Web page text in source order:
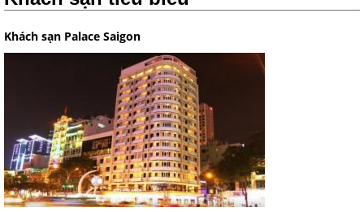
Khách sạn Palace Saigon